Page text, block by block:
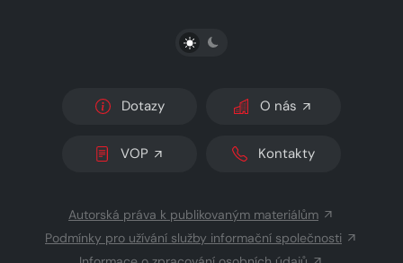
PŘEPNOUT SVĚTLÝ/TMAVÝ REŽIM
Dotazy O nás
VOP Kontakty
Autorská práva k publikovaným materiálům
Podmínky pro užívání služby informační společnosti